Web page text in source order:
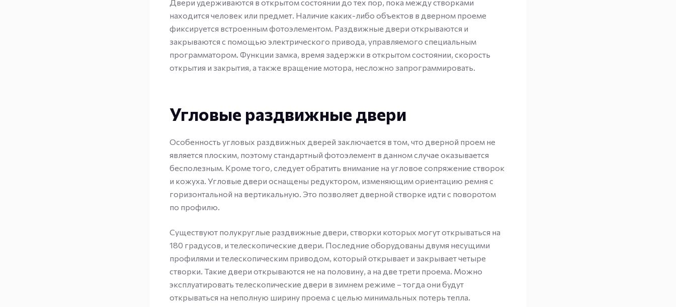
Двери удерживаются в открытом состоянии до тех пор, пока между створками
находится человек или предмет. Наличие каких-либо объектов в дверном проеме
фиксируется встроенным фотоэлементом. Раздвижные двери открываются и
закрываются с помощью электрического привода, управляемого специальным
программатором. Функции замка, время задержки в открытом состоянии, скорость
открытия и закрытия, а также вращение мотора, несложно запрограммировать.
Угловые раздвижные двери
Особенность угловых раздвижных дверей заключается в том, что дверной проем не
является плоским, поэтому стандартный фотоэлемент в данном случае оказывается
бесполезным. Кроме того, следует обратить внимание на угловое сопряжение створок
и кожуха. Угловые двери оснащены редуктором, изменяющим ориентацию ремня с
горизонтальной на вертикальную. Это позволяет дверной створке идти с поворотом
по профилю.
Существуют полукруглые раздвижные двери, створки которых могут открываться на
180 градусов, и телескопические двери. Последние оборудованы двумя несущими
профилями и телескопическим приводом, который открывает и закрывает четыре
створки. Такие двери открываются не на половину, а на две трети проема. Можно
эксплуатировать телескопические двери в зимнем режиме – тогда они будут
открываться на неполную ширину проема с целью минимальных потерь тепла.